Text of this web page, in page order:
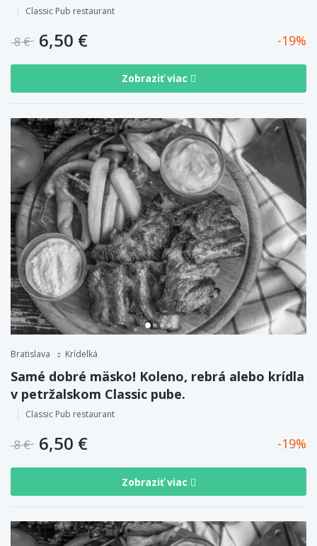
Classic Pub restaurant
8 € 6,50 € 19
Zobraziť viac
Bratislava Krídelká
Samé dobré mäsko! Koleno, rebrá alebo krídla
v petržalskom Classic pube.
Classic Pub restaurant
8 € 6,50 € 19
Zobraziť viac